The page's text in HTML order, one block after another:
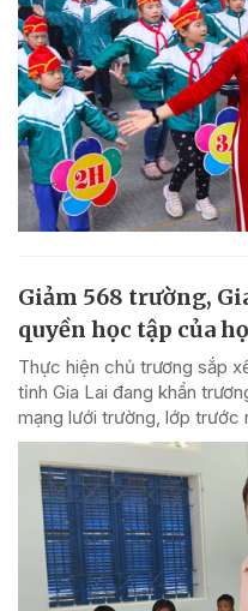
Giảm 568 trường,
quyền học tập của
Thực hiện chủ trương sắp
tỉnh Gia Lai đang khẩn
mạng lưới trường, lớp trước